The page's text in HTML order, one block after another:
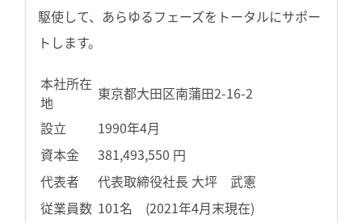
駆使して、あらゆるフェーズをトータルにサポー
トします。
本社所在
地
東京都大田区南蒲田2-16-2
設立
1990年4月
資本金
381,493,550 円
代表者
代表取締役社長 大坪 武憲
従業員数 101名 (2021年4月末現在)